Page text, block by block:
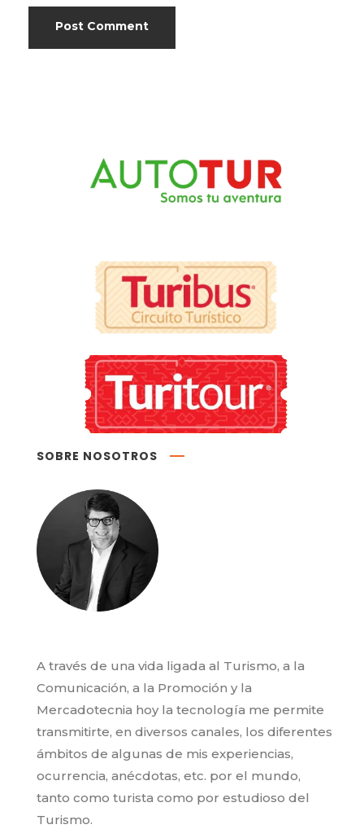
SOBRE NOSOTROS
A través de una vida ligada al Turismo, a la
Comunicación, a la Promoción y la
Mercadotecnia hoy la tecnología me permite
transmitirte, en diversos canales, los diferentes
ámbitos de algunas de mis experiencias,
ocurrencia, anécdotas, etc. por el mundo,
tanto como turista como por estudioso del
Turismo.